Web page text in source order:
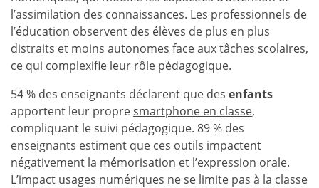
l’assimilation des connaissances. Les professionnels de
l’éducation observent des élèves de plus en plus
distraits et moins autonomes face aux tâches scolaires,
ce qui complexifie leur rôle pédagogique.
54 % des enseignants déclarent que des enfants
apportent leur propresmartphone en classe,
compliquant le suivi pédagogique. 89 % des
enseignants estiment que ces outils impactent
négativement la mémorisation et l’expression orale.
L’impact usages numériques ne se limite pas à la classe